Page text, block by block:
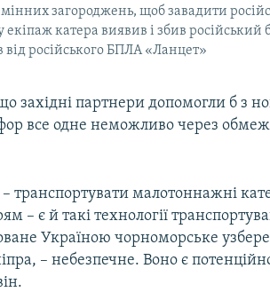
мінних загороджень, щоб завадити
екіпаж катера виявив і збив
від російського БПЛА «Ланцет»
західні партнери допомогли б з
все одне неможливо через
– транспортувати малотоннажні
– є й такі технології
Україною чорноморське
– небезпечне. Воно є